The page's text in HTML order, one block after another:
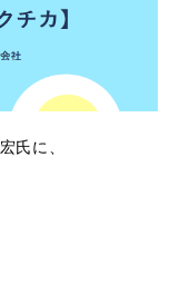
氏に、